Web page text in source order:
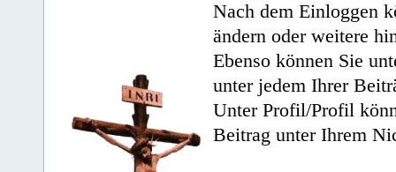
Nach dem Einloggen
ändern oder weitere
Ebenso können Sie
unter jedem Ihrer
Unter Profil/Profil
Beitrag unter Ihrem